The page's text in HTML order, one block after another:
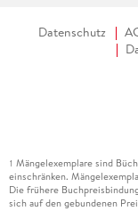
Datenschutz
1 Mängelexemplare sind
einschränken.
Die frühere
sich auf den gebundenen